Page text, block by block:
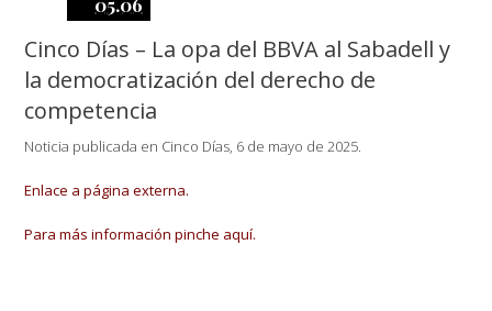
Cinco Días – La opa del BBVA al Sabadell y
la democratización del derecho de
competencia
Noticia publicada en Cinco Días, 6 de mayo de 2025.
Enlace a página externa.
Para más información pinche aquí.